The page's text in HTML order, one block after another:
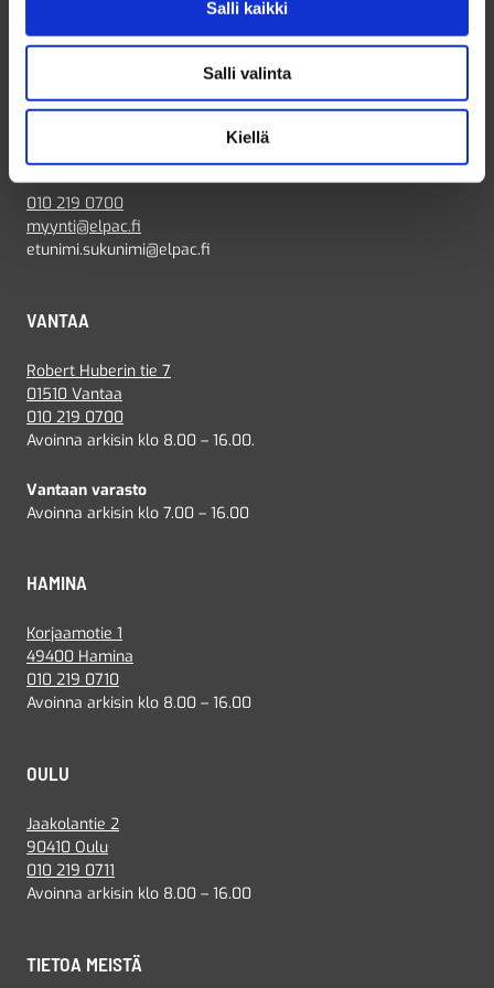
Salli kaikki
Salli valinta
Kiellä
tuotevalikoimaamme tarkemmin verkkokaupassamme!
010 219 0700
myynti@elpac.fi
etunimi.sukunimi@elpac.fi
VANTAA
Robert Huberin tie 7
01510 Vantaa
010 219 0700
Avoinna arkisin klo 8.00 – 16.00.
Vantaan varasto
Avoinna arkisin klo 7.00 – 16.00
HAMINA
Korjaamotie 1
49400 Hamina
010 219 0710
Avoinna arkisin klo 8.00 – 16.00
OULU
Jaakolantie 2
90410 Oulu
010 219 0711
Avoinna arkisin klo 8.00 – 16.00
TIETOA MEISTÄ